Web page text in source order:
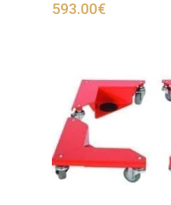
593.00€